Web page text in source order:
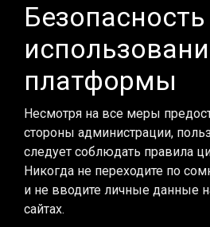
платформы
Несмотря на все меры
стороны администрации,
следует соблюдать правила
Никогда не переходите по
и не вводите личные данные
сайтах.